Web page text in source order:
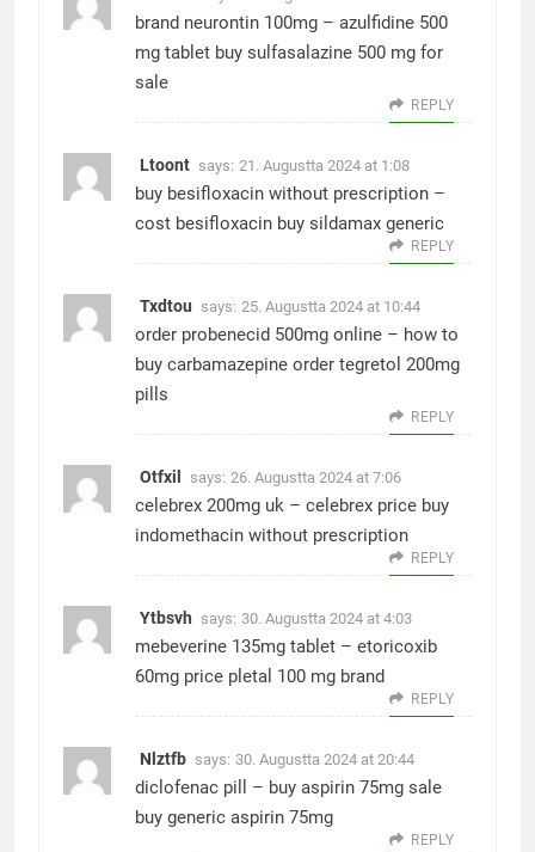
brand neurontin 100mg – azulfidine 500
mg tablet buy sulfasalazine 500 mg for
sale
REPLY
Ltoont says: 21. Augustta 2024 at 1:08
buy besifloxacin without prescription –
cost besifloxacin buy sildamax generic
REPLY
Txdtou says: 25. Augustta 2024 at 10:44
order probenecid 500mg online – how to
buy carbamazepine order tegretol 200mg
pills
REPLY
Otfxil says: 26. Augustta 2024 at 7:06
celebrex 200mg uk – celebrex price buy
indomethacin without prescription
REPLY
Ytbsvh says: 30. Augustta 2024 at 4:03
mebeverine 135mg tablet – etoricoxib
60mg price pletal 100 mg brand
REPLY
Nlztfb says: 30. Augustta 2024 at 20:44
diclofenac pill – buy aspirin 75mg sale
buy generic aspirin 75mg
REPLY